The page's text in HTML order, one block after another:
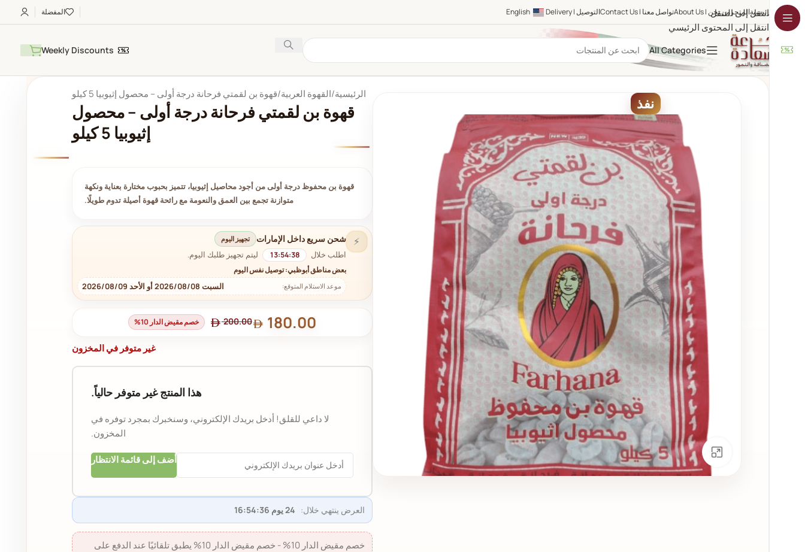
انتقل إلى التنقل
انتقل إلى المحتوى الرئيسي
الرئيسيةالمتجرمن نحن | About Us تواصل معنا | Contact Us التوصيل | Delivery English المفضلة
All Categories
Weekly Discounts
نفذ
انقر للتكبير
الرئيسية القهوة العربية قهوة بن لقمتي فرحانة درجة أولى – محصول إثيوبيا 5 كيلو
قهوة بن لقمتي فرحانة درجة أولى – محصول
إثيوبيا 5 كيلو
قهوة بن محفوظ درجة أولى من أجود محاصيل إثيوبيا، تتميز بحبوب مختارة بعناية ونكهة
متوازنة تجمع بين العمق والنعومة مع رائحة قهوة أصيلة تدوم طويلًا.
⚡ شحن سريع داخل الإمارات تجهيز اليوم
اطلب خلال 13:54:37 ليتم تجهيز طلبك اليوم.
بعض مناطق أبوظبي: توصيل نفس اليوم
موعد الاستلام المتوقع: السبت 2026/08/08 أو الأحد 2026/08/09
200.00 180.00 خصم مقيض الدار 10%
غير متوفر في المخزون
هذا المنتج غير متوفر حالياً.
لا داعي للقلق! أدخل بريدك الإلكتروني، وسنخبرك بمجرد توفره في
المخزون.
أضف إلى قائمة الانتظار
العرض ينتهي خلال: 24 يوم 16:54:35
خصم مقيض الدار 10% - خصم مقيض الدار 10% يطبق تلقائيًا عند الدفع على